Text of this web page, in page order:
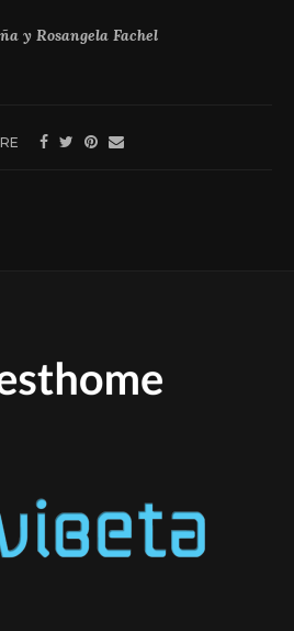
y Rosangela Fachel